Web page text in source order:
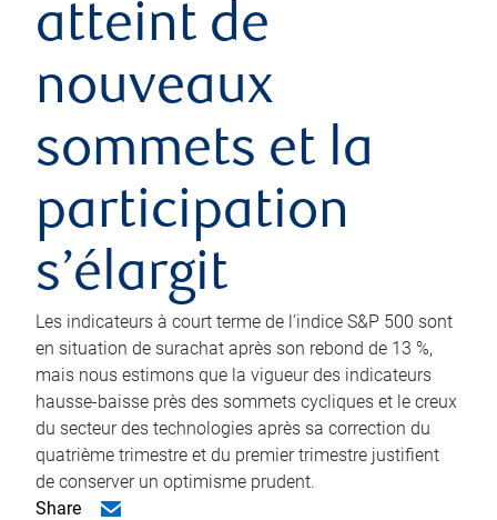
atteint de
nouveaux
sommets et la
participation
s’élargit
Les indicateurs à court terme de l’indice S&P 500 sont
en situation de surachat après son rebond de 13 %,
mais nous estimons que la vigueur des indicateurs
hausse-baisse près des sommets cycliques et le creux
du secteur des technologies après sa correction du
quatrième trimestre et du premier trimestre justifient
de conserver un optimisme prudent.
Share